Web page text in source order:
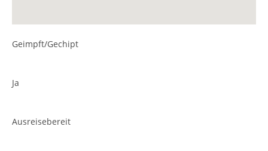
Geimpft/Gechipt
Ja
Ausreisebereit